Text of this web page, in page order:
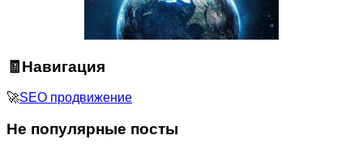
🧾Навигация
🚀SEO продвижение
Не популярные посты